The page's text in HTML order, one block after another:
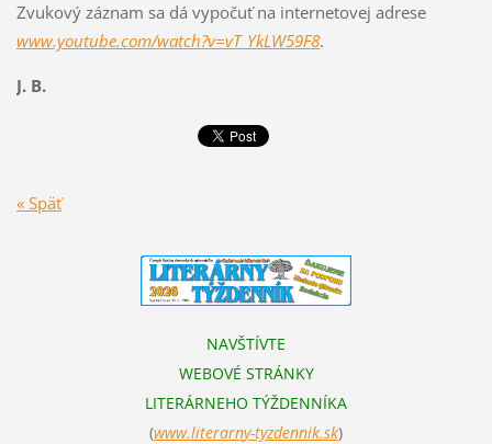
Zvukový záznam sa dá vypočuť na internetovej adrese
www.youtube.com/watch?v=vT_YkLW59F8.
J. B.
« Späť
NAVŠTÍVTE
WEBOVÉ STRÁNKY
LITERÁRNEHO TÝŽDENNÍKA
(www.literarny-tyzdennik.sk)